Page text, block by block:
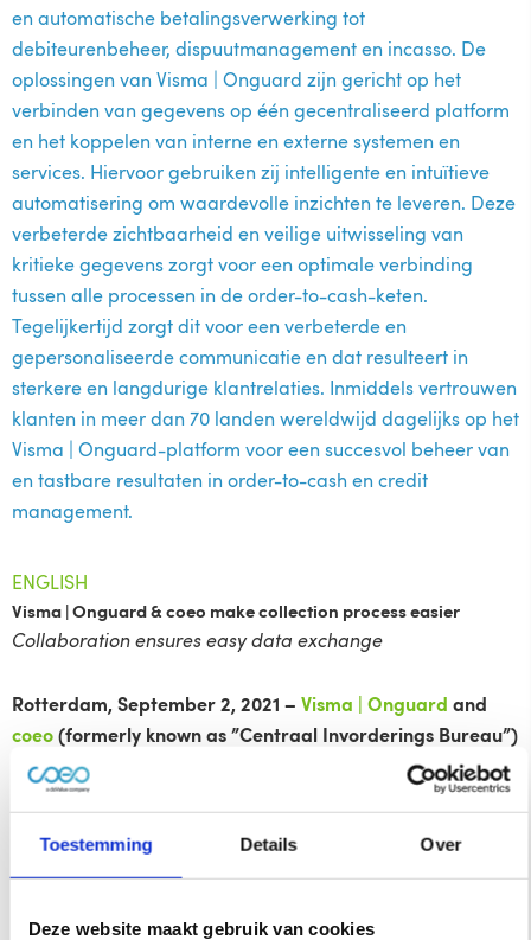
Toestemming Details Over
Deze website maakt gebruik van cookies
en automatische betalingsverwerking tot
debiteurenbeheer, dispuutmanagement en incasso. De
oplossingen van Visma | Onguard zijn gericht op het
verbinden van gegevens op één gecentraliseerd platform
en het koppelen van interne en externe systemen en
services. Hiervoor gebruiken zij intelligente en intuïtieve
automatisering om waardevolle inzichten te leveren. Deze
verbeterde zichtbaarheid en veilige uitwisseling van
kritieke gegevens zorgt voor een optimale verbinding
tussen alle processen in de order-to-cash-keten.
Tegelijkertijd zorgt dit voor een verbeterde en
gepersonaliseerde communicatie en dat resulteert in
sterkere en langdurige klantrelaties. Inmiddels vertrouwen
klanten in meer dan 70 landen wereldwijd dagelijks op het
Visma | Onguard-platform voor een succesvol beheer van
en tastbare resultaten in order-to-cash en credit
management.
ENGLISH
Visma | Onguard & coeo make collection process easier
Collaboration ensures easy data exchange
Rotterdam, September 2, 2021 – Visma | Onguard and
coeo (formerly known as ”Centraal Invorderings Bureau”)
will work closely together in the field of data integration.
The partnership includes the integration of
credit management, within coeo. Customer data required
immediately available and can be supplemented from